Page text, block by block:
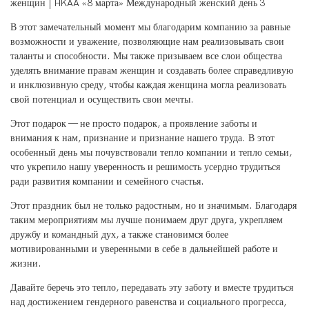
В этот замечательный момент мы благодарим компанию за равные
возможности и уважение, позволяющие нам реализовывать свои
таланты и способности. Мы также призываем все слои общества
уделять внимание правам женщин и создавать более справедливую
и инклюзивную среду, чтобы каждая женщина могла реализовать
свой потенциал и осуществить свои мечты.
Этот подарок — не просто подарок, а проявление заботы и
внимания к нам, признание и признание нашего труда. В этот
особенный день мы почувствовали тепло компании и тепло семьи,
что укрепило нашу уверенность и решимость усердно трудиться
ради развития компании и семейного счастья.
Этот праздник был не только радостным, но и значимым. Благодаря
таким мероприятиям мы лучше понимаем друг друга, укрепляем
дружбу и командный дух, а также становимся более
мотивированными и уверенными в себе в дальнейшей работе и
жизни.
Давайте беречь это тепло, передавать эту заботу и вместе трудиться
над достижением гендерного равенства и социального прогресса,